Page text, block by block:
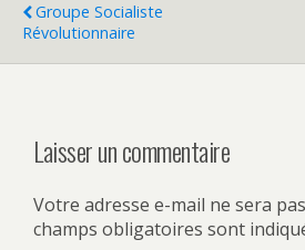
Groupe Socialiste
Révolutionnaire
Laisser un commentaire
Votre adresse e-mail ne sera
champs obligatoires sont